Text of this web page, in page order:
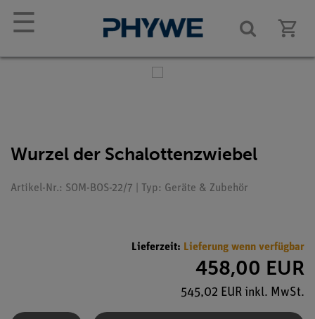
☰
Wurzel der Schalottenzwiebel
Artikel-Nr.: SOM-BOS-22/7 | Typ: Geräte & Zubehör
Lieferzeit: Lieferung wenn verfügbar
458,00 EUR
545,02 EUR inkl. MwSt.